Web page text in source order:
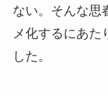
ない。そんな思
メ化するにあた
した。